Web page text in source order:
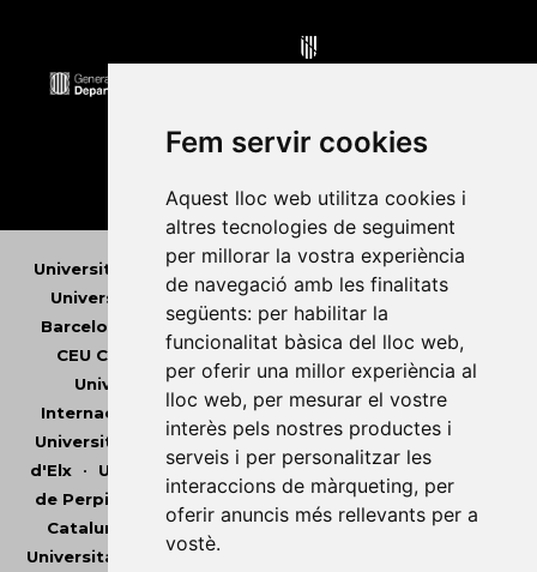
Fem servir cookies
Aquest lloc web utilitza cookies i
altres tecnologies de seguiment
per millorar la vostra experiència
de navegació amb les finalitats
següents: per habilitar la
funcionalitat bàsica del lloc web,
per oferir una millor experiència al
lloc web, per mesurar el vostre
interès pels nostres productes i
serveis i per personalitzar les
interaccions de màrqueting, per
oferir anuncis més rellevants per a
vostè.
Universitat Abat Oliba CEU • Universitat d'Alacant
Universitat d'Andorra•Universitat Autònoma de
Barcelona
Universitat de Barcelona •
CEU Cardenal Herrera•Universitat de Girona•
Universitat de les Illes Balears•Universitat
Internacional de Catalunya•Universitat Jaume I
Universitat de Lleida• Universitat Miguel Hernández
d'Elx• Universitat Oberta de Catalunya•Universitat
de Perpinyà Via Domitia• Universitat Politècnica de
Catalunya
Universitat Politècnica de València •
Universitat Pompeu Fabra